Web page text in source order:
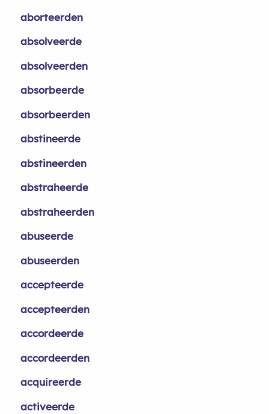
aborteerden
absolveerde
absolveerden
absorbeerde
absorbeerden
abstineerde
abstineerden
abstraheerde
abstraheerden
abuseerde
abuseerden
accepteerde
accepteerden
accordeerde
accordeerden
acquireerde
activeerde